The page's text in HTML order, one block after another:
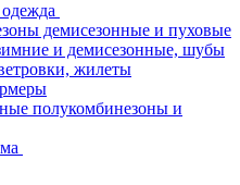
демисезонные и пуховые
и демисезонные, шубы
жилеты
полукомбинезоны и